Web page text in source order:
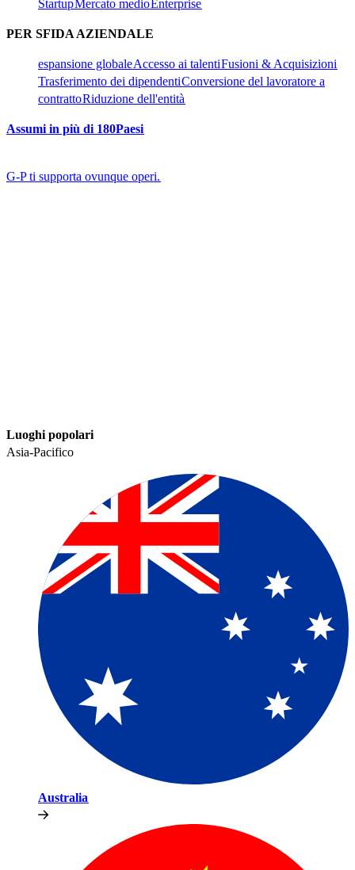
Startup​​Mercato medio​​ Enterprise​​
PER SFIDA AZIENDALE​​
espansione globale​​Accesso ai talenti​​Fusioni & Acquisizioni​​
Trasferimento dei dipendenti​​Conversione del lavoratore a
contratto​​Riduzione dell'entità​​
Assumi in più di 180Paesi​​
G-P ti supporta ovunque operi.​​
Luoghi popolari​​
Asia-Pacifico​​
Australia​​